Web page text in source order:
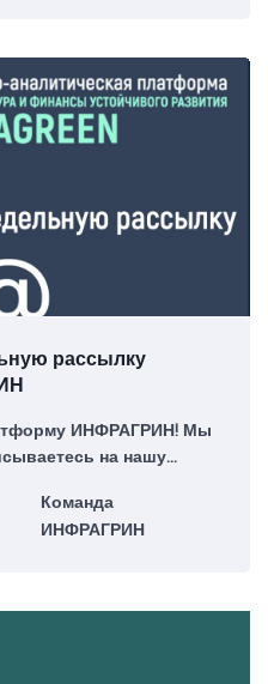
рассылку
ИНФРАГРИН! Мы
на нашу
Команда
ИНФРАГРИН